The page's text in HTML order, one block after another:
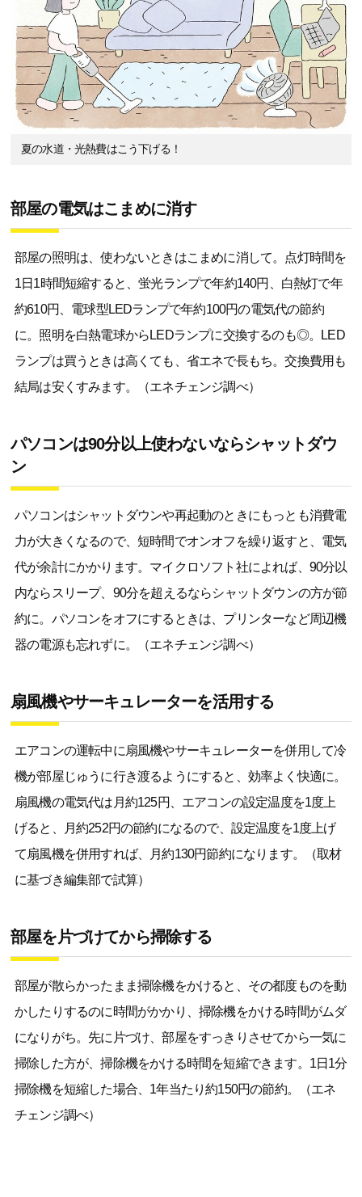
夏の水道・光熱費はこう下げる！
部屋の電気はこまめに消す
部屋の照明は、使わないときはこまめに消して。点灯時間を
1日1時間短縮すると、蛍光ランプで年約140円、白熱灯で年
約610円、電球型LEDランプで年約100円の電気代の節約
に。照明を白熱電球からLEDランプに交換するのも◎。LED
ランプは買うときは高くても、省エネで長もち。交換費用も
結局は安くすみます。（エネチェンジ調べ）
パソコンは90分以上使わないならシャットダウ
ン
パソコンはシャットダウンや再起動のときにもっとも消費電
力が大きくなるので、短時間でオンオフを繰り返すと、電気
代が余計にかかります。マイクロソフト社によれば、90分以
内ならスリープ、90分を超えるならシャットダウンの方が節
約に。パソコンをオフにするときは、プリンターなど周辺機
器の電源も忘れずに。（エネチェンジ調べ）
扇風機やサーキュレーターを活用する
エアコンの運転中に扇風機やサーキュレーターを併用して冷
機が部屋じゅうに行き渡るようにすると、効率よく快適に。
扇風機の電気代は月約125円、エアコンの設定温度を1度上
げると、月約252円の節約になるので、設定温度を1度上げ
て扇風機を併用すれば、月約130円節約になります。（取材
に基づき編集部で試算）
部屋を片づけてから掃除する
部屋が散らかったまま掃除機をかけると、その都度ものを動
かしたりするのに時間がかかり、掃除機をかける時間がムダ
になりがち。先に片づけ、部屋をすっきりさせてから一気に
掃除した方が、掃除機をかける時間を短縮できます。1日1分
掃除機を短縮した場合、1年当たり約150円の節約。（エネ
チェンジ調べ）